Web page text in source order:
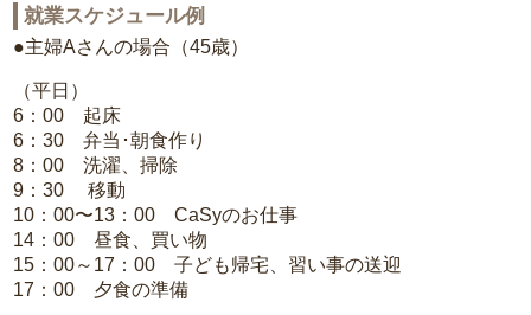
就業スケジュール例
●主婦Aさんの場合（45歳）
（平日）
6：00 起床
6：30 弁当･朝食作り
8：00 洗濯、掃除
9：30 移動
10：00〜13：00 CaSyのお仕事
14：00 昼食、買い物
15：00～17：00 子ども帰宅、習い事の送迎
17：00 夕食の準備